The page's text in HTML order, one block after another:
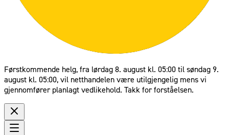
Førstkommende helg, fra lørdag 8. august kl. 05:00 til søndag 9.
august kl. 05:00, vil netthandelen være utilgjengelig mens vi
gjennomfører planlagt vedlikehold. Takk for forståelsen.